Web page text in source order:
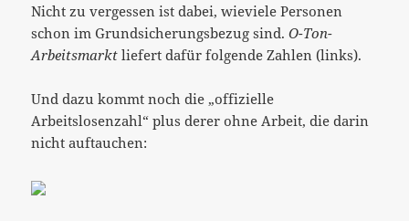
Nicht zu vergessen ist dabei, wieviele Personen
schon im Grundsicherungsbezug sind.O-Ton-
Arbeitsmarkt liefert dafür folgende Zahlen (links).
Und dazu kommt noch die „offizielle
Arbeitslosenzahl“ plus derer ohne Arbeit, die darin
nicht auftauchen: